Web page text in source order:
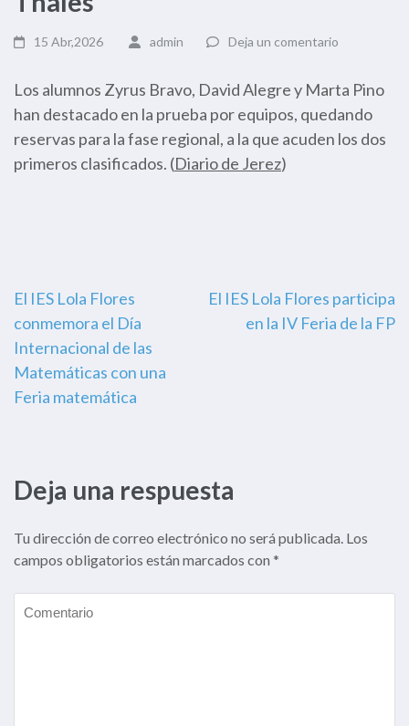
15 Abr,2026 admin Deja un comentario
Los alumnos Zyrus Bravo, David Alegre y Marta Pino
han destacado en la prueba por equipos, quedando
reservas para la fase regional, a la que acuden los dos
primeros clasificados. (Diario de Jerez)
Navegación
de
entradas
El IES Lola Flores
conmemora el Día
Internacional de las
Matemáticas con una
Feria matemática
El IES Lola Flores participa
en la IV Feria de la FP
Deja una respuesta
Tu dirección de correo electrónico no será publicada. Los
campos obligatorios están marcados con *